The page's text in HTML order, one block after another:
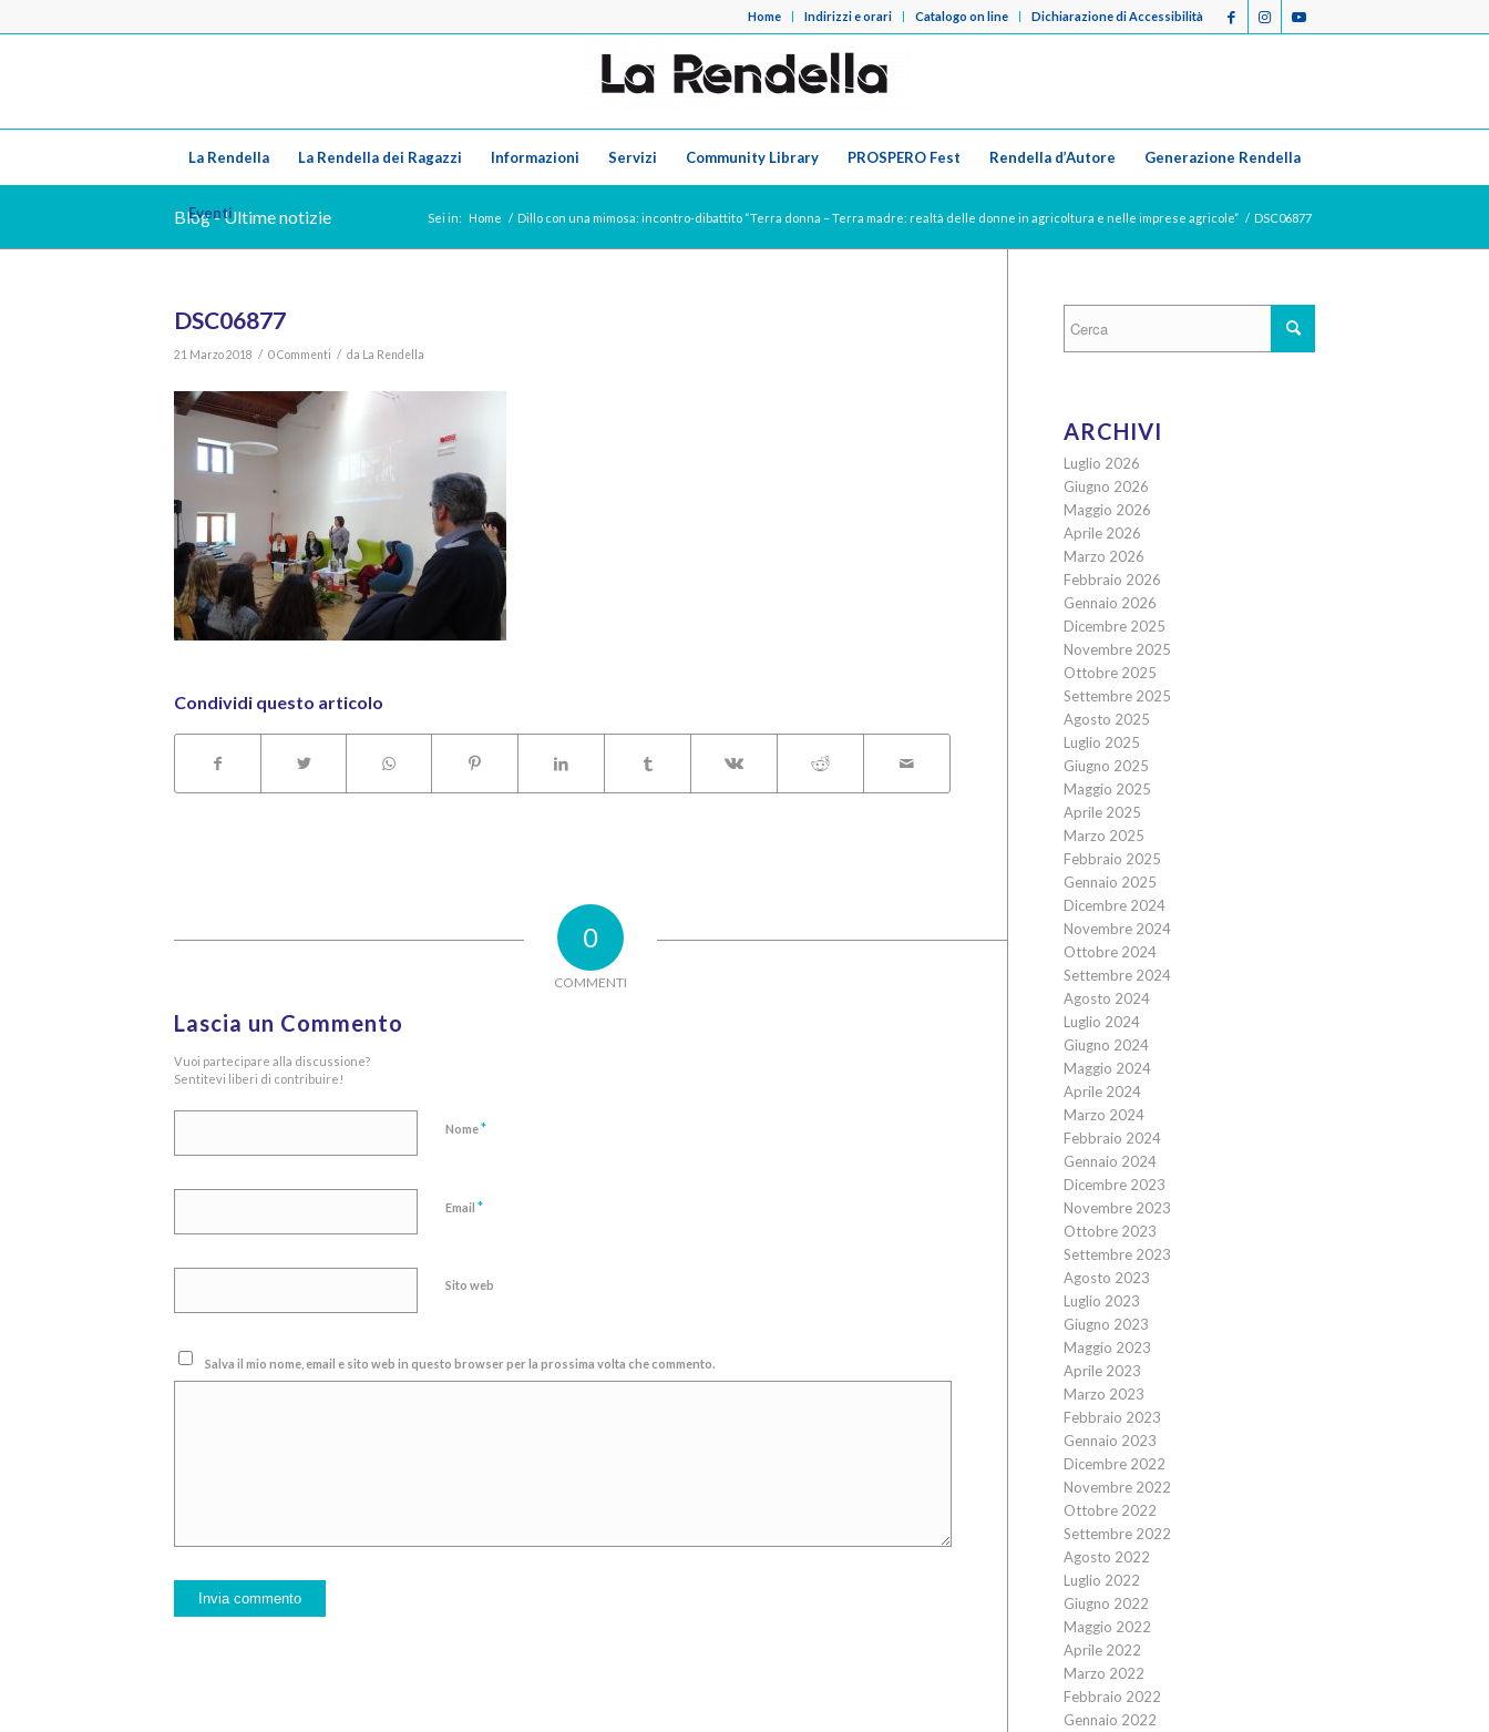
Home Indirizzi e orari Catalogo on line Dichiarazione di Accessibilità
La Rendella La Rendella dei Ragazzi Informazioni Servizi Community Library PROSPERO Fest Rendella d’Autore Generazione Rendella
Eventi
Blog - Ultime notizie Sei in: Home / Dillo con una mimosa: incontro-dibattito “Terra donna – Terra madre: realtà delle donne in agricoltura e nelle imprese agricole” / DSC06877
DSC06877
21 Marzo 2018 / 0 Commenti / da La Rendella
Condividi questo articolo
0
COMMENTI
Lascia un Commento
Vuoi partecipare alla discussione?
Sentitevi liberi di contribuire!
Nome*
Email *
Sito web
Salva il mio nome, email e sito web in questo browser per la prossima volta che commento.
ARCHIVI
Luglio 2026
Giugno 2026
Maggio 2026
Aprile 2026
Marzo 2026
Febbraio 2026
Gennaio 2026
Dicembre 2025
Novembre 2025
Ottobre 2025
Settembre 2025
Agosto 2025
Luglio 2025
Giugno 2025
Maggio 2025
Aprile 2025
Marzo 2025
Febbraio 2025
Gennaio 2025
Dicembre 2024
Novembre 2024
Ottobre 2024
Settembre 2024
Agosto 2024
Luglio 2024
Giugno 2024
Maggio 2024
Aprile 2024
Marzo 2024
Febbraio 2024
Gennaio 2024
Dicembre 2023
Novembre 2023
Ottobre 2023
Settembre 2023
Agosto 2023
Luglio 2023
Giugno 2023
Maggio 2023
Aprile 2023
Marzo 2023
Febbraio 2023
Gennaio 2023
Dicembre 2022
Novembre 2022
Ottobre 2022
Settembre 2022
Agosto 2022
Luglio 2022
Giugno 2022
Maggio 2022
Aprile 2022
Marzo 2022
Febbraio 2022
Gennaio 2022